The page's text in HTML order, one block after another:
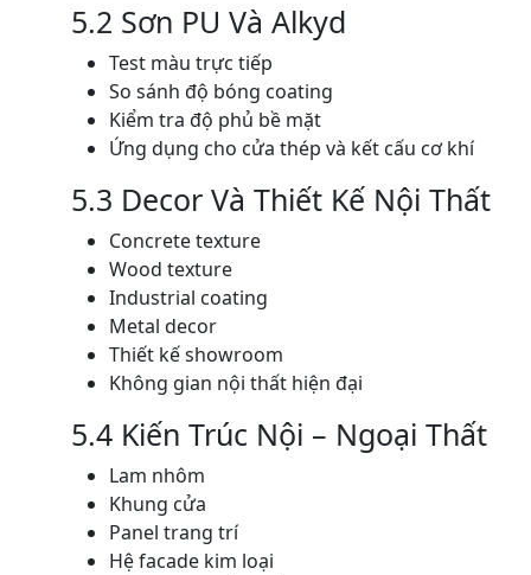
5.2 Sơn PU Và Alkyd
Test màu trực tiếp
So sánh độ bóng coating
Kiểm tra độ phủ bề mặt
Ứng dụng cho cửa thép và kết cấu cơ khí
5.3 Decor Và Thiết Kế Nội Thất
Concrete texture
Wood texture
Industrial coating
Metal decor
Thiết kế showroom
Không gian nội thất hiện đại
5.4 Kiến Trúc Nội – Ngoại Thất
Lam nhôm
Khung cửa
Panel trang trí
Hệ facade kim loại